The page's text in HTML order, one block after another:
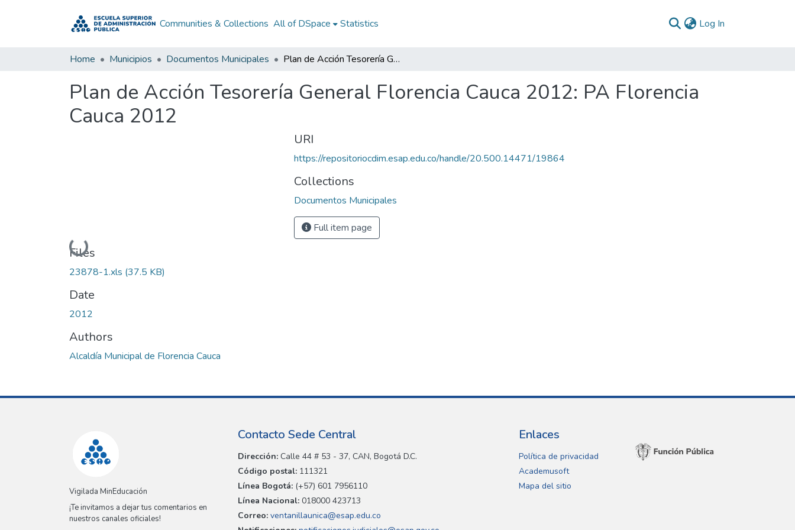
Communities & Collections All of DSpace Statistics Log In
Home Municipios Documentos Municipales Plan de Acción Tesorería General Florencia Cauca 2012: PA Florencia Cauca 2012
Plan de Acción Tesorería General Florencia Cauca 2012: PA Florencia
Cauca 2012
Loading...
Files
23878-1.xls (37.5 KB)
Date
2012
Authors
Alcaldía Municipal de Florencia Cauca
URI
https://repositoriocdim.esap.edu.co/handle/20.500.14471/19864
Collections
Documentos Municipales
Full item page
Vigilada MinEducación
¡Te invitamos a dejar tus comentarios en
nuestros canales oficiales!
Contacto Sede Central
Dirección: Calle 44 # 53 - 37, CAN, Bogotá D.C.
Código postal: 111321
Línea Bogotá: (+57) 601 7956110
Línea Nacional: 018000 423713
Correo: ventanillaunica@esap.edu.co
Enlaces
Política de privacidad
Academusoft
Mapa del sitio